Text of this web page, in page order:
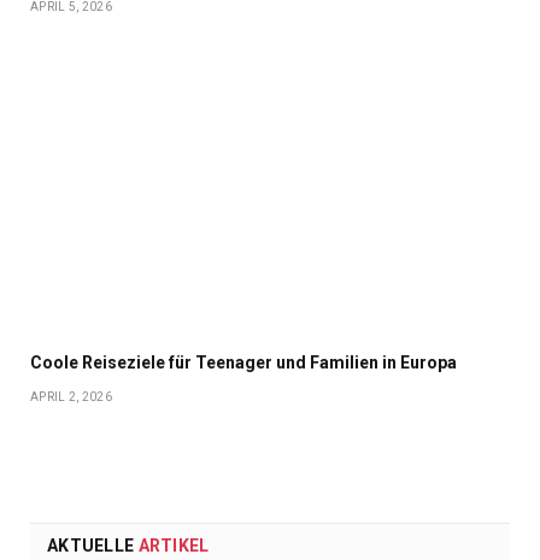
APRIL 5, 2026
Coole Reiseziele für Teenager und Familien in Europa
APRIL 2, 2026
AKTUELLE ARTIKEL